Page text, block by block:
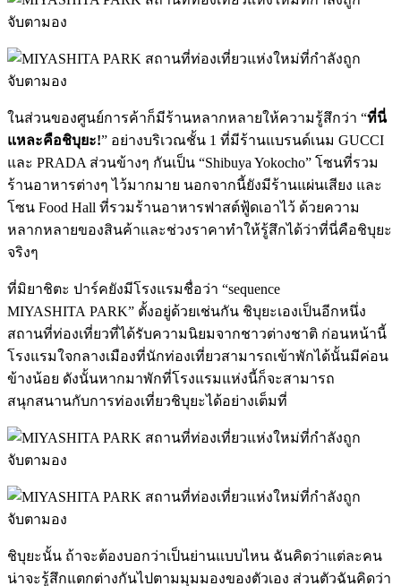
ในส่วนของศูนย์การค้าก็มีร้านหลากหลายให้ความรู้สึกว่า “ที่นี่
แหละคือชิบุยะ!” อย่างบริเวณชั้น 1 ที่มีร้านแบรนด์เนม GUCCI
และ PRADA ส่วนข้างๆ กันเป็น “Shibuya Yokocho” โซนที่รวม
ร้านอาหารต่างๆ ไว้มากมาย นอกจากนี้ยังมีร้านแผ่นเสียง และ
โซน Food Hall ที่รวมร้านอาหารฟาสต์ฟู้ดเอาไว้ ด้วยความ
หลากหลายของสินค้าและช่วงราคาทำให้รู้สึกได้ว่าที่นี่คือชิบุยะ
จริงๆ
ที่มิยาชิตะ ปาร์คยังมีโรงแรมชื่อว่า “sequence
MIYASHITA PARK” ตั้งอยู่ด้วยเช่นกัน ชิบุยะเองเป็นอีกหนึ่ง
สถานที่ท่องเที่ยวที่ได้รับความนิยมจากชาวต่างชาติ ก่อนหน้านี้
โรงแรมใจกลางเมืองที่นักท่องเที่ยวสามารถเข้าพักได้นั้นมีค่อน
ข้างน้อย ดังนั้นหากมาพักที่โรงแรมแห่งนี้ก็จะสามารถ
สนุกสนานกับการท่องเที่ยวชิบุยะได้อย่างเต็มที่
ชิบุยะนั้น ถ้าจะต้องบอกว่าเป็นย่านแบบไหน ฉันคิดว่าแต่ละคน
น่าจะรู้สึกแตกต่างกันไปตามมุมมองของตัวเอง ส่วนตัวฉันคิดว่า